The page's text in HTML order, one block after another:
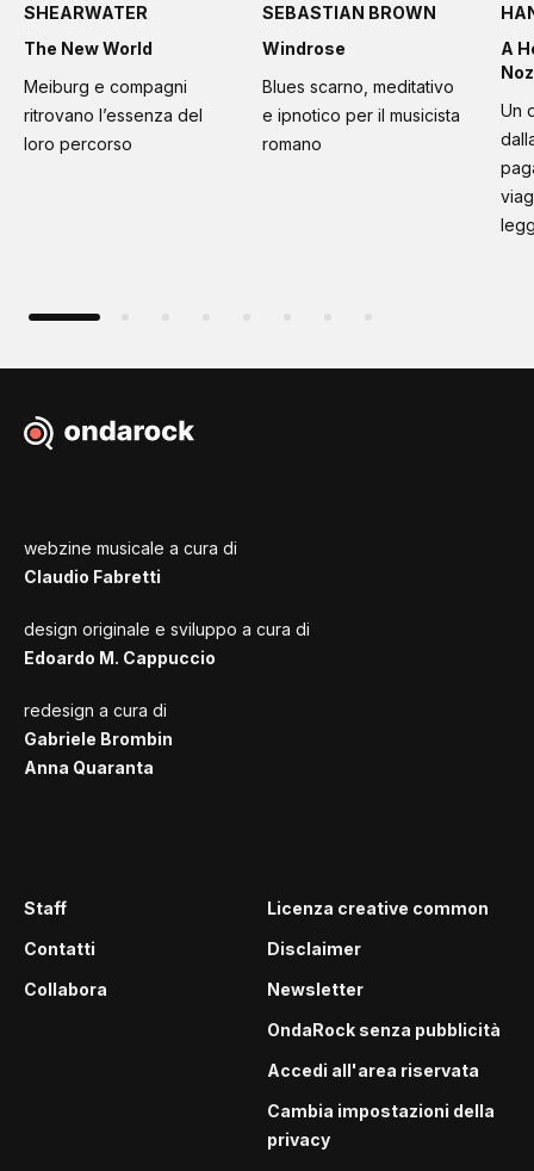
SHEARWATER
The New World
Meiburg e compagni
ritrovano l’essenza del
loro percorso
SEBASTIAN BROWN
Windrose
Blues scarno, meditativo
e ipnotico per il musicista
romano
A
Noz
Un
webzine musicale a cura di
Claudio Fabretti
design originale e sviluppo a cura di
Edoardo M. Cappuccio
redesign a cura di
Gabriele Brombin
Anna Quaranta
Staff
Contatti
Collabora
Licenza creative common
Disclaimer
Newsletter
OndaRock senza pubblicità
Accedi all'area riservata
Cambia impostazioni della
privacy